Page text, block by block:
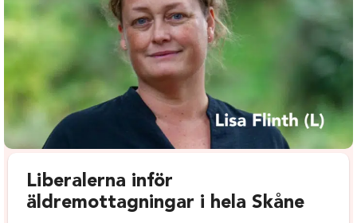
Liberalerna inför
äldremottagningar i hela Skåne